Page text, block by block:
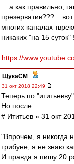
... а как правильно,
презерватив???...
многих каналах
никаких "на 15 суток"
https://
ЩукаСМ -
31 окт 2018 22:49
Теперь по
Но после:
# Ититьев » 31 окт
"Впрочем, я никогда
трибуне, я не знаю
И правда я пишу 20